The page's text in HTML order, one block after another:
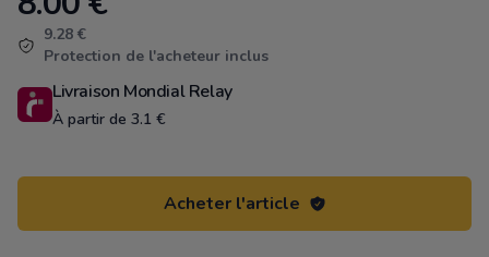
9.28 €
Protection de l'acheteur inclus
Livraison Mondial Relay
À partir de 3.1 €
Acheter l'article